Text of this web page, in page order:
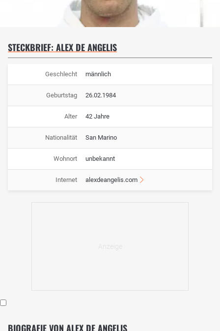
STECKBRIEF: ALEX DE ANGELIS
Geschlecht männlich
Geburtstag 26.02.1984
Alter 42 Jahre
Nationalität San Marino
Wohnort unbekannt
Internet alexdeangelis.com
BIOGRAFIE VON ALEX DE ANGELIS